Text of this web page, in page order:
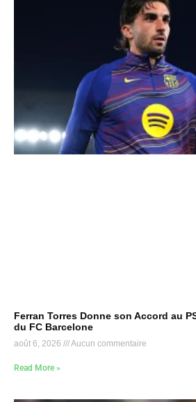
Ferran Torres Donne son Accord au
du FC Barcelone
août 6, 2026 Aucun commentaire
Read More »